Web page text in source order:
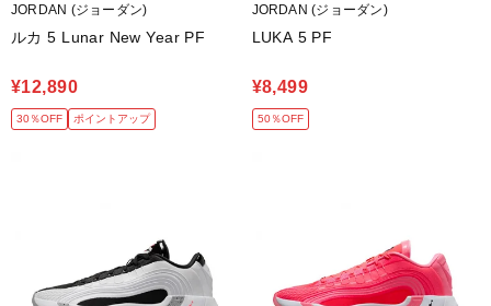
JORDAN (ジョーダン)
ルカ 5 Lunar New Year PF
¥12,890
30％OFF ポイントアップ
JORDAN (ジョーダン)
LUKA 5 PF
¥8,499
50％OFF